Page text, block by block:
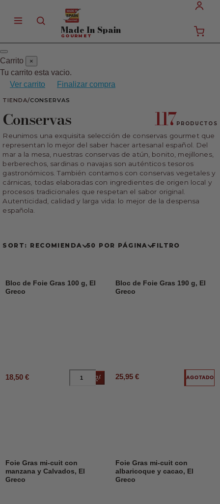
Made In Spain
GOURMET
Carrito ×
Tu carrito esta vacio.
Ver carrito
Finalizar compra
TIENDA/CONSERVAS
Conservas
Reunimos una exquisita selección de conservas gourmet que
representan lo mejor del saber hacer artesanal español. Del
mar a la mesa, nuestras conservas de atún, bonito, mejillones,
berberechos, sardinas o navajas son auténticos tesoros
gastronómicos. También contamos con conservas vegetales y
cárnicas, todas elaboradas con ingredientes de origen local y
procesos tradicionales que respetan el sabor original.
Autenticidad, calidad y larga vida: lo mejor de la despensa
española.
117PRODUCTOS
SORT: RECOMIENDA 50 POR PÁGINA FILTRO
Bloc de Foie Gras 100 g, El
Greco
18,50 € Añadir al carrito
Bloc de Foie Gras 190 g, El
Greco
25,95 € AGOTADO
Foie Gras mi-cuit con
manzana y Calvados, El
Greco
Foie Gras mi-cuit con
albaricoque y cacao, El
Greco